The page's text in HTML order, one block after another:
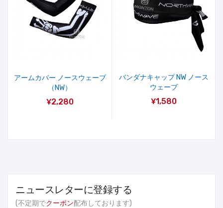
アームカバー ノースウェーブ
（NW）
¥2,280
バンダナキャップ NW ノース
ウェーブ
¥1,580
ニュースレターに登録する
(不定期でクーポン配布しております)